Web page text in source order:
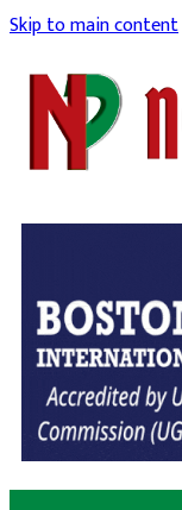
Skip to main content